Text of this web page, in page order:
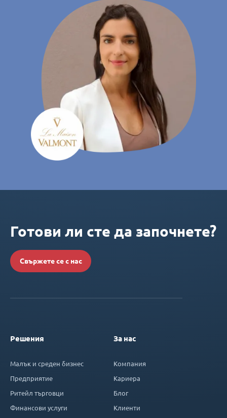
Готови ли сте да започнете?
Свържете се с нас
Решения
Малък и среден бизнес
Предприятие
Ритейл търговци
Финансови услуги
За нас
Компания
Кариера
Блог
Клиенти